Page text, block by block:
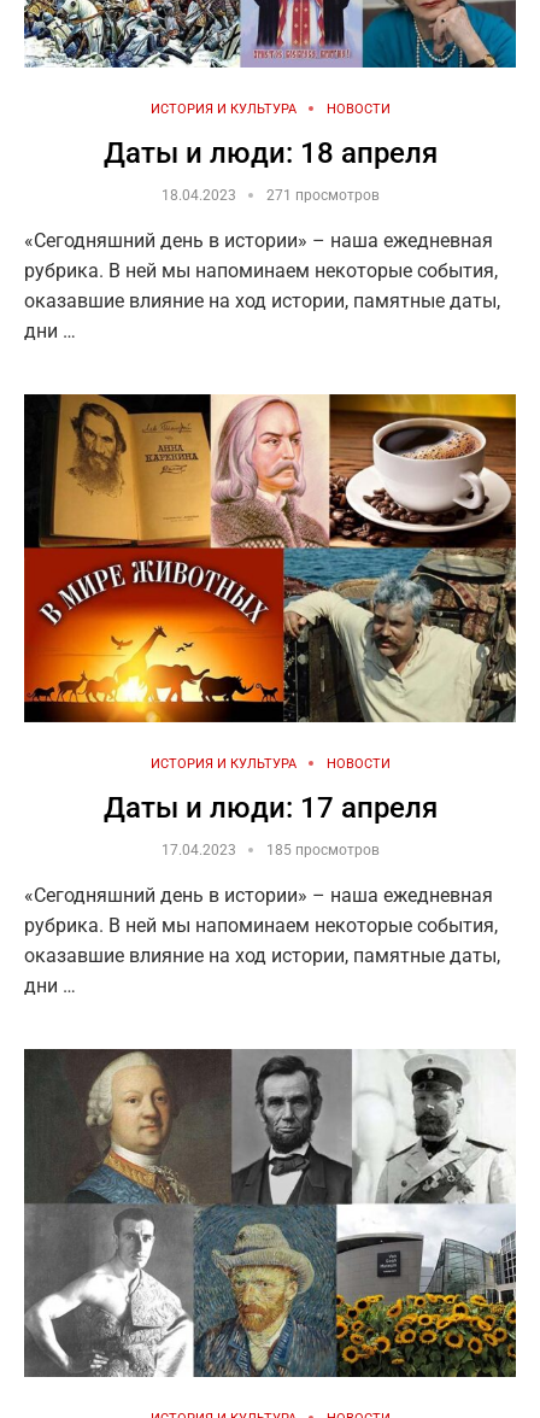
ИСТОРИЯ И КУЛЬТУРА НОВОСТИ
Даты и люди: 18 апреля
18.04.2023 271 просмотров
«Сегодняшний день в истории» – наша ежедневная
рубрика. В ней мы напоминаем некоторые события,
оказавшие влияние на ход истории, памятные даты,
дни …
ИСТОРИЯ И КУЛЬТУРА НОВОСТИ
Даты и люди: 17 апреля
17.04.2023 185 просмотров
«Сегодняшний день в истории» – наша ежедневная
рубрика. В ней мы напоминаем некоторые события,
оказавшие влияние на ход истории, памятные даты,
дни …